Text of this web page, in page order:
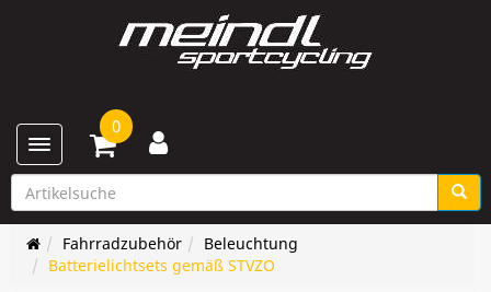
Toggle navigation
0
Fahrradzubehör
Beleuchtung
Batterielichtsets gemäß STVZO